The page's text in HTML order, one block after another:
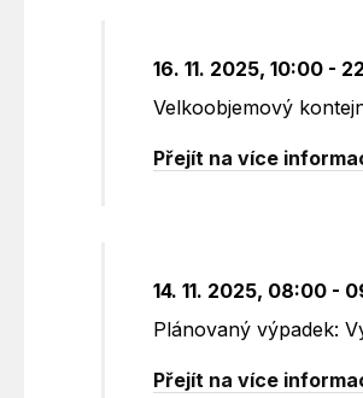
16. 11. 2025, 10:00 -
Velkoobjemový
Přejít na více
14. 11. 2025, 08:00 -
Plánovaný výpadek:
Přejít na více